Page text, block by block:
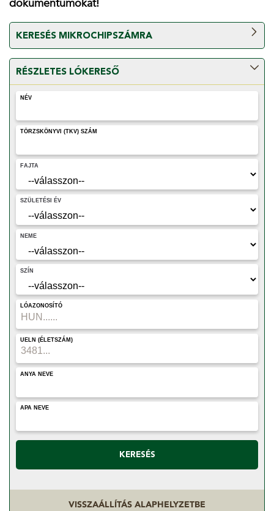
dokumentumokat!
KERESÉS MIKROCHIPSZÁMRA
Mikrochip alapján keresést regisztrált, előfizetéssel
rendelkező felhasználóink igényelhetnek a Kezelőpult
felületéről! FIGYELEM! A kereső csak ismert származású,
Magyarországon nyilvántartásba vett lovak keresésére
RÉSZLETES LÓKERESŐ
NÉV
TÖRZSKÖNYVI (TKV) SZÁM
FAJTA
SZÜLETÉSI ÉV
NEME
SZÍN
LÓAZONOSÍTÓ
UELN (ÉLETSZÁM)
ANYA NEVE
APA NEVE
KERESÉS
VISSZAÁLLÍTÁS ALAPHELYZETBE